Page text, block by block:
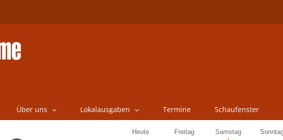
Über uns Lokalausgaben Termine Schaufenster